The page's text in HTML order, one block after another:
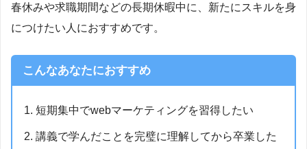
春休みや求職期間などの長期休暇中に、新たにスキルを身
につけたい人におすすめです。
こんなあなたにおすすめ
短期集中でwebマーケティングを習得したい
講義で学んだことを完璧に理解してから卒業した